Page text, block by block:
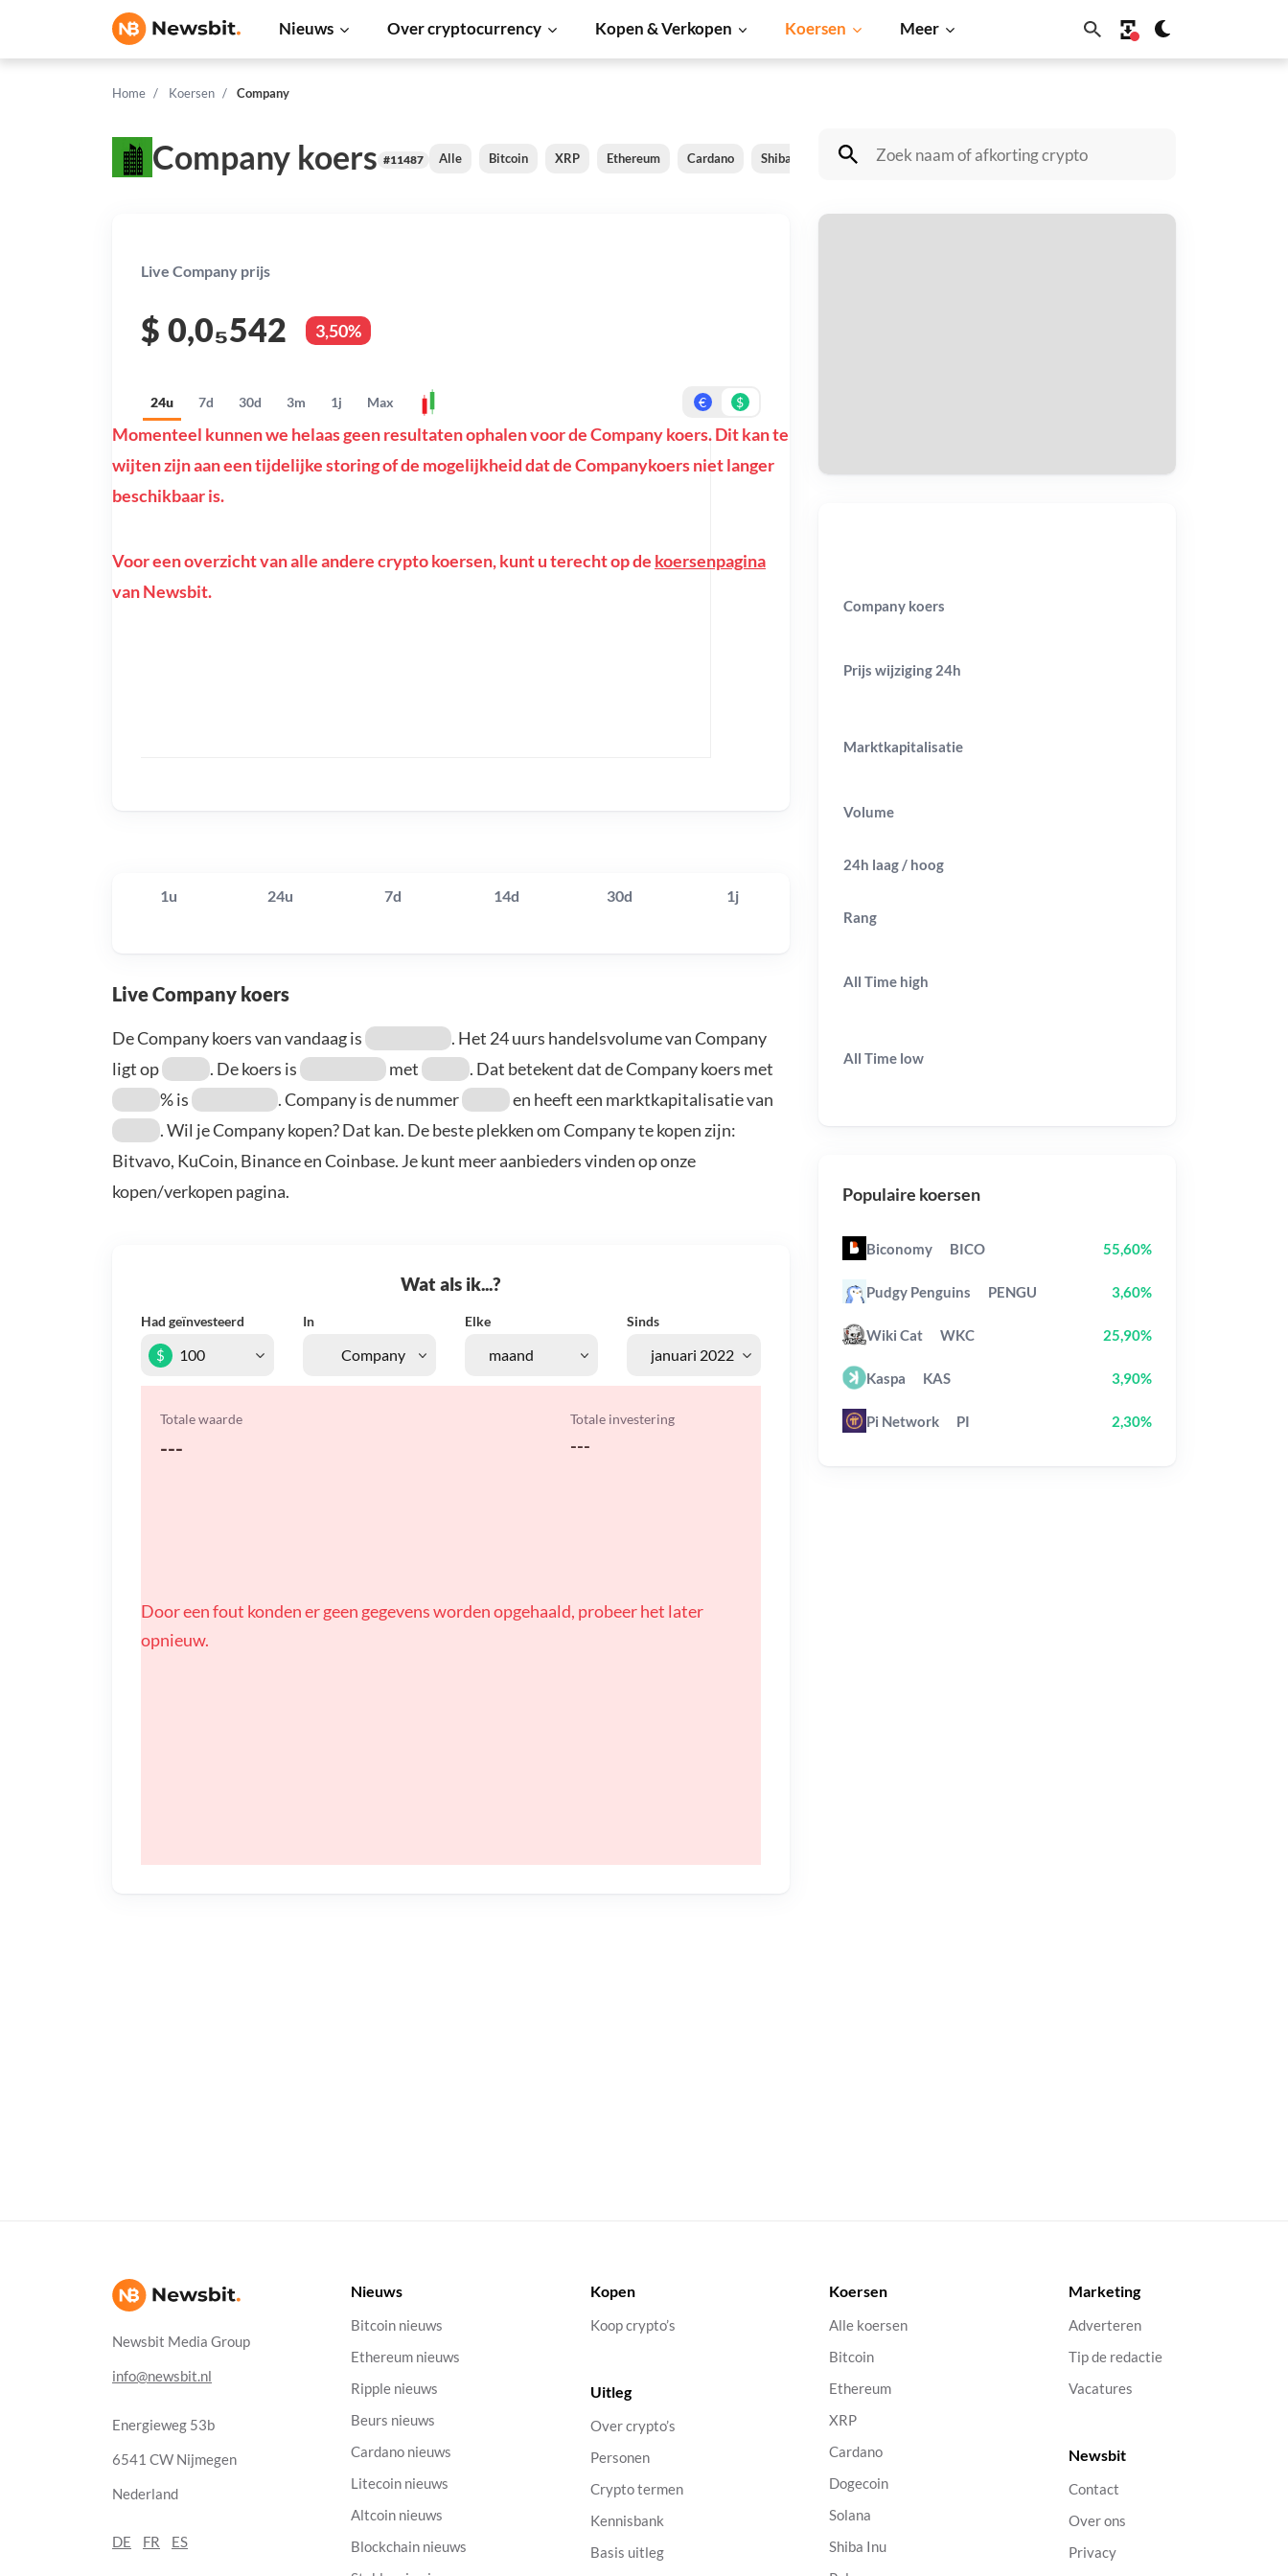
Nieuws Over cryptocurrency Kopen & Verkopen Koersen Meer
Home Koersen Company
Company koers #11487 Alle Bitcoin XRP Ethereum Cardano Shiba Inu Dogecoin Solana BNB
Live Company prijs
$ 0,0₅542 3,50%
24u 7d 30d 3m 1j Max € $
Momenteel kunnen we helaas geen resultaten ophalen voor de Company koers. Dit kan te
wijten zijn aan een tijdelijke storing of de mogelijkheid dat de Companykoers niet langer
beschikbaar is.
Voor een overzicht van alle andere crypto koersen, kunt u terecht op de koersenpagina
van Newsbit.
1u 24u 7d 14d 30d 1j
Live Company koers
De Company koers van vandaag is
. Het 24 uurs handelsvolume van Company
ligt op
. De koers is met
. Dat betekent dat de Company koers met
% is
. Company is de nummer
en heeft een marktkapitalisatie van
. Wil je Company kopen? Dat kan. De beste plekken om Company te kopen zijn:
Bitvavo, KuCoin, Binance en Coinbase. Je kunt meer aanbieders vinden op onze
kopen/verkopen pagina.
Wat als ik...?
Had geïnvesteerd In Elke Sinds
$
Totale waarde
---
Totale investering
---
Door een fout konden er geen gegevens worden opgehaald, probeer het later
opnieuw.
Company koers
Prijs wijziging 24h
Marktkapitalisatie
Volume
24h laag / hoog
Rang
All Time high
All Time low
Populaire koersen
Biconomy BICO 55,60%
Pudgy Penguins PENGU 3,60%
Wiki Cat WKC 25,90%
Kaspa KAS 3,90%
Pi Network PI 2,30%
Newsbit Media Group
info@newsbit.nl
Energieweg 53b
6541 CW Nijmegen
Nederland
DE FR ES
Nieuws
Bitcoin nieuws
Ethereum nieuws
Ripple nieuws
Beurs nieuws
Cardano nieuws
Litecoin nieuws
Altcoin nieuws
Blockchain nieuws
Kopen
Koop crypto’s
Uitleg
Over crypto’s
Personen
Crypto termen
Kennisbank
Basis uitleg
Koersen
Alle koersen
Bitcoin
Ethereum
XRP
Cardano
Dogecoin
Solana
Shiba Inu
Marketing
Adverteren
Tip de redactie
Vacatures
Newsbit
Contact
Over ons
Privacy